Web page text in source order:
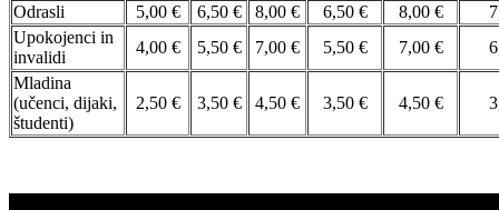
Odrasli 5,00 € 6,50 € 8,00 € 6,50 € 8,00 €
Upokojenci in
invalidi
4,00 € 5,50 € 7,00 € 5,50 € 7,00 €
Mladina
(učenci, dijaki,
študenti)
2,50 € 3,50 € 4,50 € 3,50 € 4,50 €